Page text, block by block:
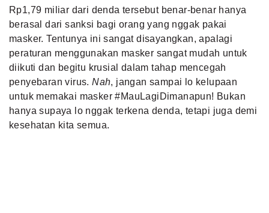
Rp1,79 miliar dari denda tersebut benar-benar hanya
berasal dari sanksi bagi orang yang nggak pakai
masker. Tentunya ini sangat disayangkan, apalagi
peraturan menggunakan masker sangat mudah untuk
diikuti dan begitu krusial dalam tahap mencegah
penyebaran virus.Nah, jangan sampai lo kelupaan
untuk memakai masker #MauLagiDimanapun! Bukan
hanya supaya lo nggak terkena denda, tetapi juga demi
kesehatan kita semua.